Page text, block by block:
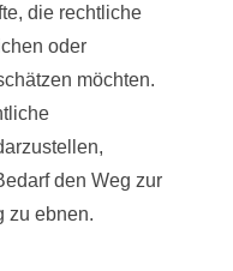
die rechtliche
oder
möchten.
den Weg zur
zu ebnen.